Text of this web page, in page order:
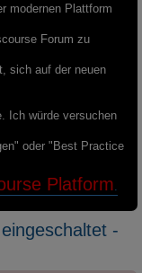
modernen Plattform
Forum zu
sich auf der neuen
Ich würde versuchen
oder "Best Practice
Platform.
-